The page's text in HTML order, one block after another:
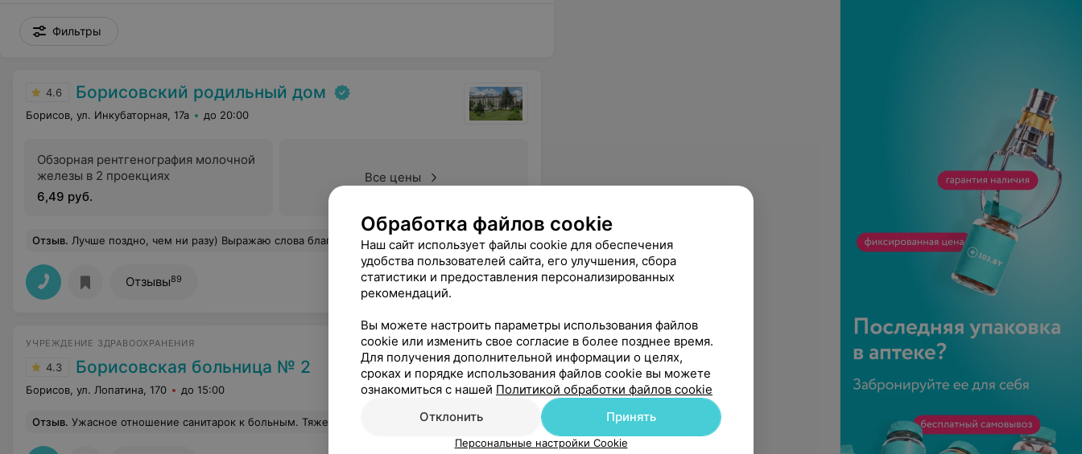
Фильтры
4.6 Борисовский родильный дом
Борисов, ул. Инкубаторная, 17а до 20:00
Обзорная рентгенография молочной
железы в 2 проекциях
6,49 руб.
Все цены
Отзыв. Лучше поздно, чем ни разу) Выражаю слова благодарности всему медперсоналу, дежуревшему вечером в родильном зале 2 этажа 15.11.19 г. Благодаря Вам появился наш долгожданный малыш! Огромное спасибо за поддержку и хорошее отношение! Спасибо за оказанную помощь, за Ваш профессионализм! Желаю Вам здоровья, сил и терпения в вашем нелёгком труде! Еще
Отзывы89
УЧРЕЖДЕНИЕ ЗДРАВООХРАНЕНИЯ
4.3 Борисовская больница № 2
Борисов, ул. Лопатина, 170 до 15:00
Отзыв. Ужасное отношение санитарок к больным. Тяжелым. Приезжая ежедневно , натыкалась на застаревшие, засохшие памперсы на больном и запачканное постельное белье. На просьбу помочь перестелить и поменять памперс, мне ответила, что лежачих больных должны обслуживать родственники либо сиделка. Вопрос... Для чего тогда младший медперсонал в больнице!? Однажды, приехав в 12 часов дня, обнаружила на тумбочке нетронутую кашу еще с завтрака. Забыли даже покормить завтраком. Это неуважение как лично к больному, так и находящимся в палате.
Обработка файлов cookie
Наш сайт использует файлы cookie для обеспечения
удобства пользователей сайта, его улучшения, сбора
статистики и предоставления персонализированных
рекомендаций.
Вы можете настроить параметры использования файлов
cookie или изменить свое согласие в более позднее время.
Для получения дополнительной информации о целях,
сроках и порядке использования файлов cookie вы можете
ознакомиться с нашей Политикой обработки файлов cookie
Отклонить
Принять
Персональные настройки Cookie